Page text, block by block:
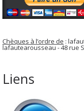
Chèques à l’ordre de :
lafautearousseau - 48 rue
Liens